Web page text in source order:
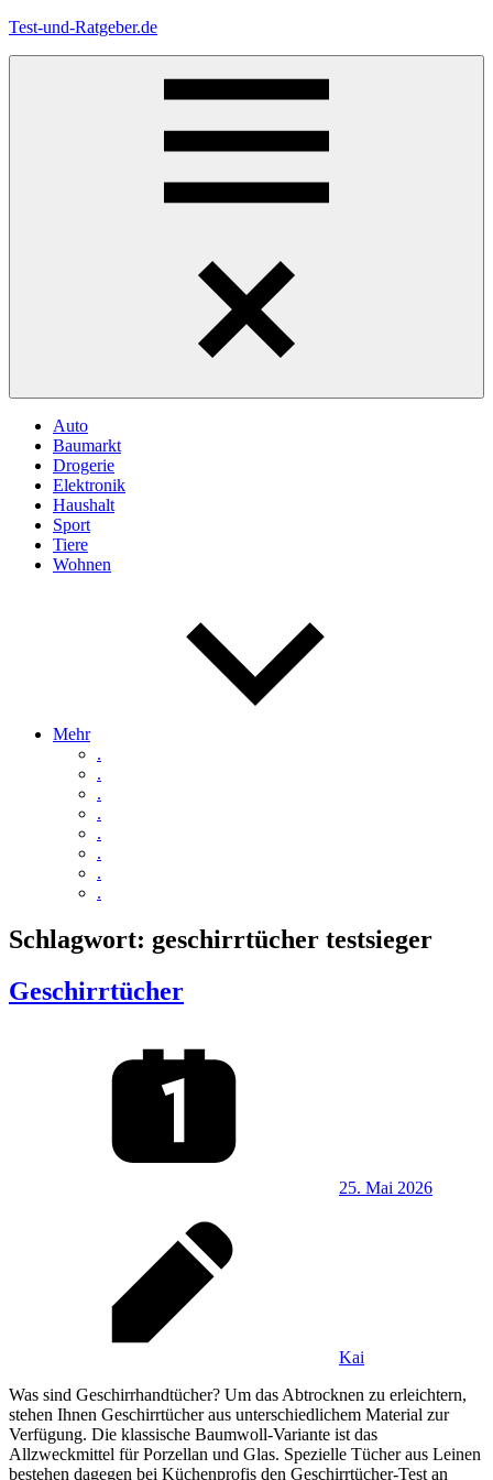
Zum
Test-und-Ratgeber.de
Auto
Baumarkt
Drogerie
Elektronik
Haushalt
Sport
Tiere
Wohnen
Mehr
.
.
.
.
.
.
.
.
Schlagwort: geschirrtücher testsieger
Geschirrtücher
25. Mai 2026
Kai
Was sind Geschirrhandtücher? Um das Abtrocknen zu erleichtern,
stehen Ihnen Geschirrtücher aus unterschiedlichem Material zur
Verfügung. Die klassische Baumwoll-Variante ist das
Allzweckmittel für Porzellan und Glas. Spezielle Tücher aus Leinen
bestehen dagegen bei Küchenprofis den Geschirrtücher-Test an